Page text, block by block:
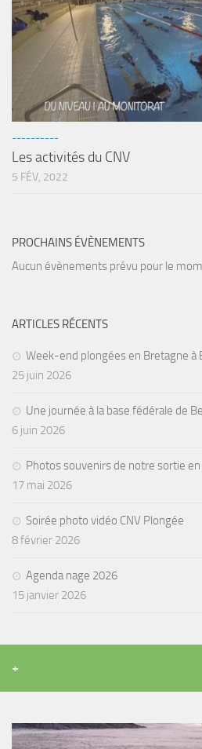
----------
Les activités du CNV
5 FÉV, 2022
PROCHAINS ÉVÈNEMENTS
Aucun évènements prévu pour le
ARTICLES RÉCENTS
Week-end plongées en Bretagne à
25 juin 2026
Une journée à la base fédérale de
6 juin 2026
Photos souvenirs de notre sortie
17 mai 2026
Soirée photo vidéo CNV Plongée
8 février 2026
Agenda nage 2026
15 janvier 2026
+